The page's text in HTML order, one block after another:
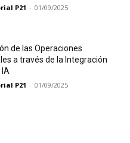
P21 - 01/09/2025
de las Operaciones
a través de la Integración
IA
P21 - 01/09/2025